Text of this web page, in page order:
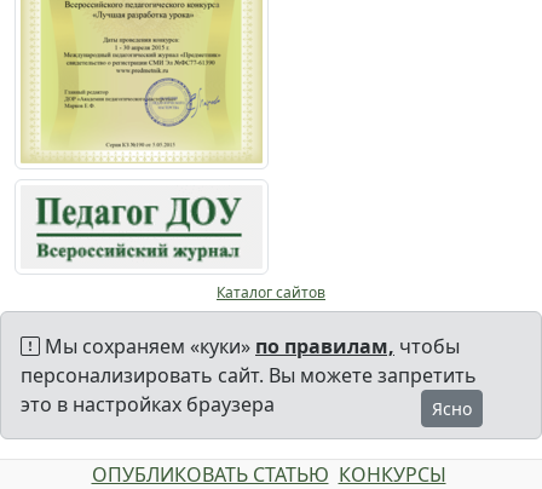
Каталог сайтов
Мы сохраняем «куки» по правилам, чтобы
персонализировать сайт. Вы можете запретить
это в настройках браузера
Ясно
ОПУБЛИКОВАТЬ СТАТЬЮ КОНКУРСЫ